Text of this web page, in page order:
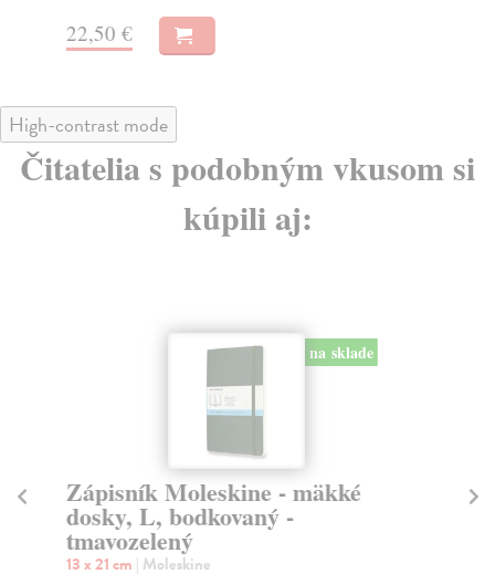
22,50 €
High-contrast mode
Čitatelia s podobným vkusom si
kúpili aj:
na sklade
Zápisník Moleskine - mäkké
dosky, L, bodkovaný -
tmavozelený
13 x 21 cm | Moleskine